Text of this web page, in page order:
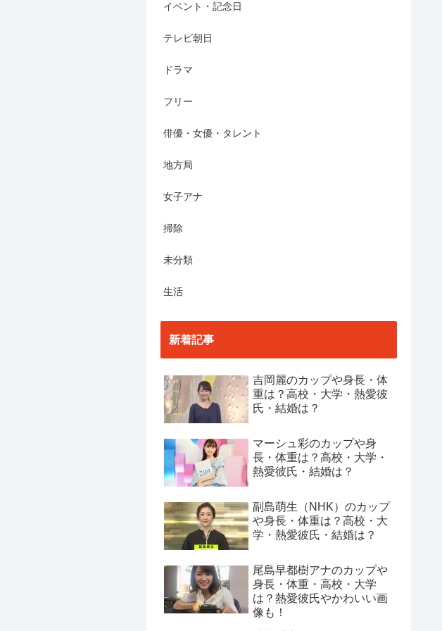
イベント・記念日
テレビ朝日
ドラマ
フリー
俳優・女優・タレント
地方局
女子アナ
掃除
未分類
生活
新着記事
吉岡麗のカップや身長・体
重は？高校・大学・熱愛彼
氏・結婚は？
マーシュ彩のカップや身
長・体重は？高校・大学・
熱愛彼氏・結婚は？
副島萌生（NHK）のカップ
や身長・体重は？高校・大
学・熱愛彼氏・結婚は？
尾島早都樹アナのカップや
身長・体重・高校・大学
は？熱愛彼氏やかわいい画
像も！